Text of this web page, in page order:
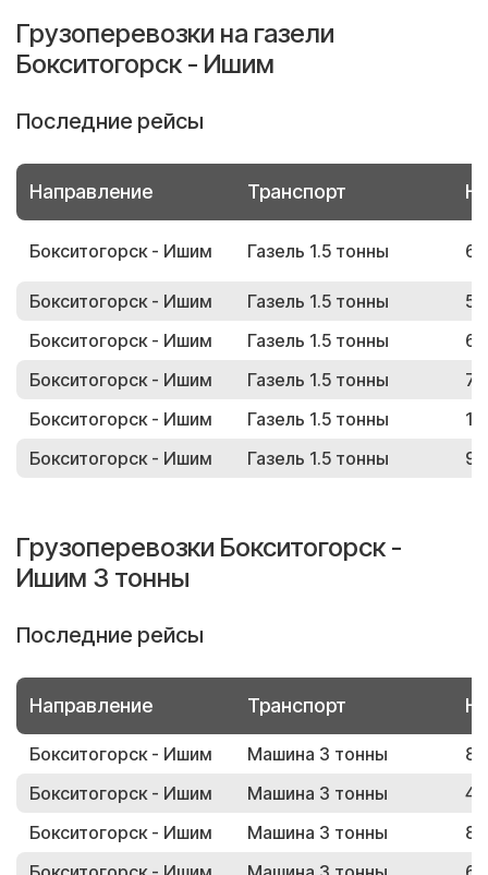
Грузоперевозки на газели
Бокситогорск - Ишим
Последние рейсы
Направление Транспорт
Бокситогорск - Ишим Газель 1.5 тонны
Бокситогорск - Ишим Газель 1.5 тонны
Бокситогорск - Ишим
Газель 1.5 тонны
Бокситогорск - Ишим
Газель 1.5 тонны
Бокситогорск - Ишим
Газель 1.5 тонны
Бокситогорск - Ишим
Газель 1.5 тонны
Грузоперевозки Бокситогорск -
Ишим 3 тонны
Последние рейсы
Направление Транспорт
Бокситогорск - Ишим Машина 3 тонны
Бокситогорск - Ишим
Машина 3 тонны
Бокситогорск - Ишим
Машина 3 тонны